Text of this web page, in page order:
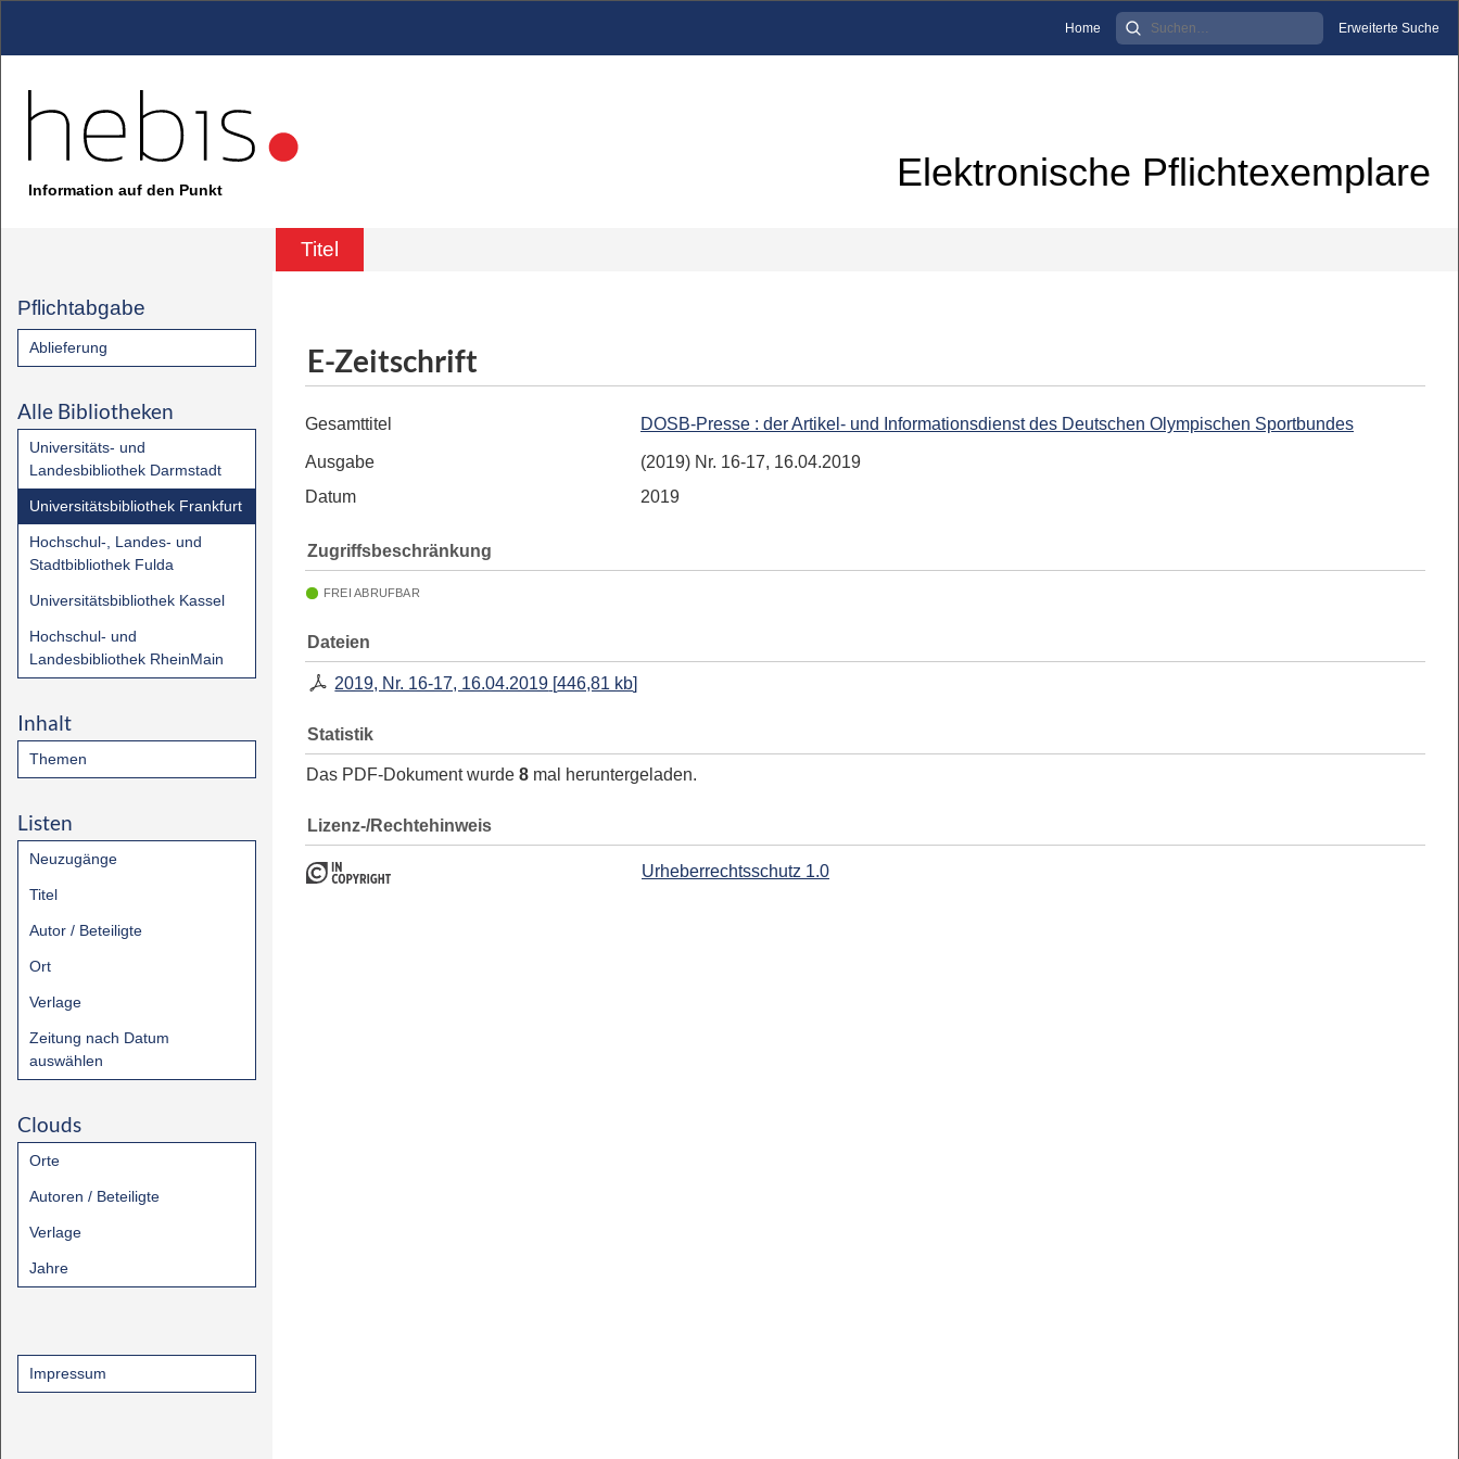
Home Erweiterte Suche
Information auf den Punkt Elektronische Pflichtexemplare
Titel
Pflichtabgabe
Ablieferung
Alle Bibliotheken
Universitäts- und
Landesbibliothek Darmstadt
Universitätsbibliothek Frankfurt
Hochschul-, Landes- und
Stadtbibliothek Fulda
Universitätsbibliothek Kassel
Hochschul- und
Landesbibliothek RheinMain
Inhalt
Themen
Listen
Neuzugänge
Titel
Autor / Beteiligte
Ort
Verlage
Zeitung nach Datum
auswählen
Clouds
Orte
Autoren / Beteiligte
Verlage
Jahre
Impressum
E-Zeitschrift
Gesamttitel DOSB-Presse : der Artikel- und Informationsdienst des Deutschen Olympischen Sportbundes
Ausgabe
(2019) Nr. 16-17, 16.04.2019
Datum
2019
Zugriffsbeschränkung
FREI ABRUFBAR
Dateien
2019, Nr. 16-17, 16.04.2019 [446,81 kb]
Statistik
Das PDF-Dokument wurde 8 mal heruntergeladen.
Lizenz-/Rechtehinweis
Urheberrechtsschutz 1.0